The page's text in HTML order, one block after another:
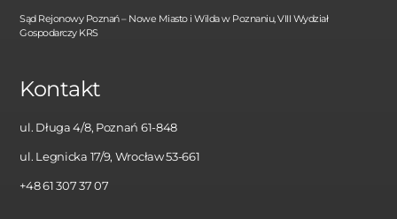
Sąd Rejonowy Poznań – Nowe Miasto i Wilda w Poznaniu, VIII Wydział
Gospodarczy KRS
Kontakt
ul. Długa 4/8, Poznań 61-848
ul. Legnicka 17/9, Wrocław 53-661
+48 61 307 37 07